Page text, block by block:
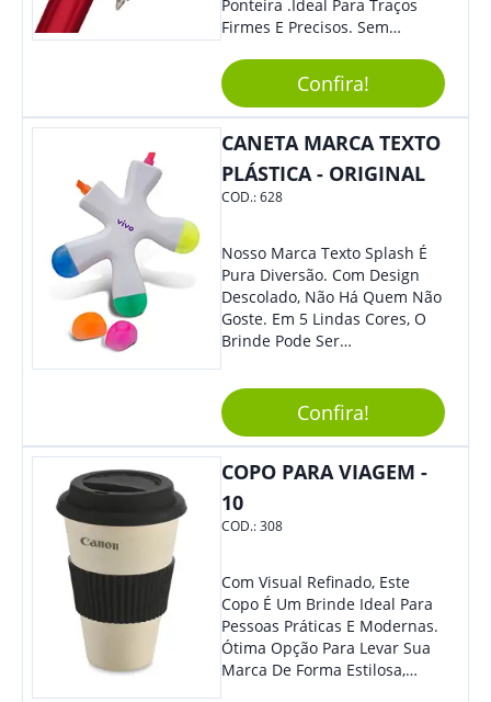
Ponteira .Ideal Para Traços
Firmes E Precisos. Sem
Brinde Para Representar Sua
Marca.
Confira!
CANETA MARCA TEXTO
PLÁSTICA - ORIGINAL
COD.:628
Nosso Marca Texto Splash É
Pura Diversão. Com Design
Descolado, Não Há Quem Não
Goste. Em 5 Lindas Cores, O
Brinde Pode Ser
Marca, Demais, Não É? Não
Perca Essa Chance E Ofereça
A Seus Clientes E
Colaboradores.
Confira!
COPO PARA VIAGEM -
10
COD.:308
Com Visual Refinado, Este
Copo É Um Brinde Ideal Para
Pessoas Práticas E Modernas.
Ótima Opção Para Levar Sua
Marca De Forma Estilosa,